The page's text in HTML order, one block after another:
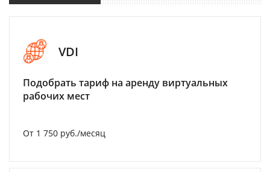
VDI
Подобрать тариф на аренду виртуальных
рабочих мест
От 1 750 руб./месяц